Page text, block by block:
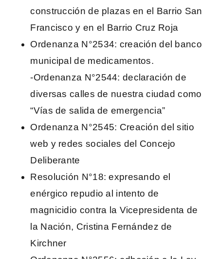
construcción de plazas en el Barrio San
Francisco y en el Barrio Cruz Roja
Ordenanza N°2534: creación del banco
municipal de medicamentos.
-Ordenanza N°2544: declaración de
diversas calles de nuestra ciudad como
“Vías de salida de emergencia”
Ordenanza N°2545: Creación del sitio
web y redes sociales del Concejo
Deliberante
Resolución N°18: expresando el
enérgico repudio al intento de
magnicidio contra la Vicepresidenta de
la Nación, Cristina Fernández de
Kirchner